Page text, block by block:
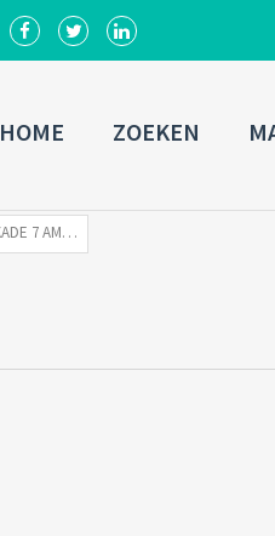
HOME ZOEKEN
VAN DIEMENKADE 7 AMSTERDAM-23